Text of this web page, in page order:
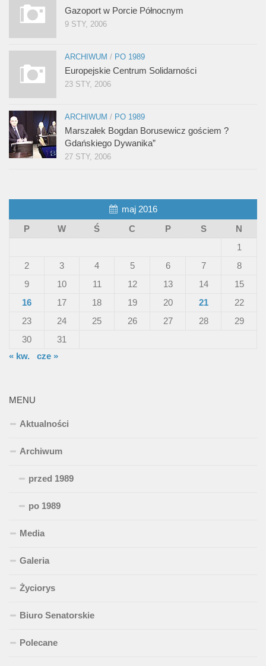
Gazoport w Porcie Północnym
9 STY, 2006
ARCHIWUM / PO 1989
Europejskie Centrum Solidarności
23 STY, 2006
ARCHIWUM / PO 1989
Marszałek Bogdan Borusewicz gościem ?
Gdańskiego Dywanika”
27 STY, 2006
maj 2016
P
W Ś C P S
N
1
2
3 4 5 6 7
8
9
10 11 12 13 14
15
16
17 18 19 20 21
22
23
24 25 26 27 28
29
30
31
« kw.
cze »
MENU
Aktualności
Archiwum
przed 1989
po 1989
Media
Galeria
Życiorys
Biuro Senatorskie
Polecane